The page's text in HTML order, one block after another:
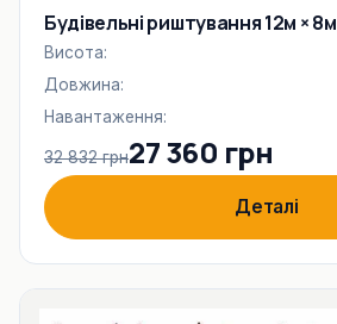
Будівельні риштування 12м × 8м
Висота:
Довжина:
Навантаження:
32 832 грн27 360 грн
Деталі